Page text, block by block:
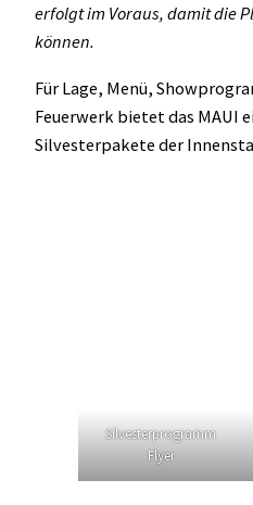
erfolgt im Voraus, damit die
können.
Für Lage, Menü,
Feuerwerk bietet das MAUI
Silvesterpakete der
Silvesterprogramm
Flyer